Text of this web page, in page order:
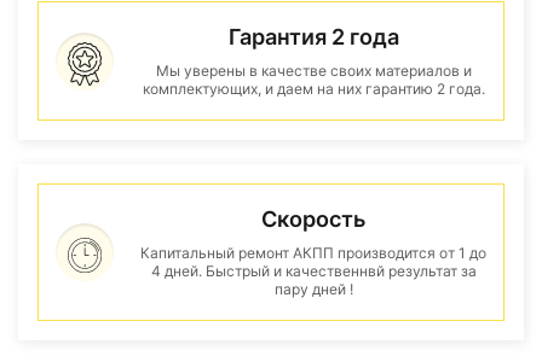
Гарантия 2 года
Мы уверены в качестве своих материалов и
комплектующих, и даем на них гарантию 2 года.
Скорость
Капитальный ремонт АКПП производится от 1 до
4 дней. Быстрый и качественнвй результат за
пару дней !